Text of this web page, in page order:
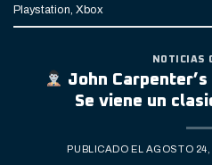
Playstation, Xbox
NOTICIAS
John
Se viene un
PUBLICADO EL AGOSTO 24,